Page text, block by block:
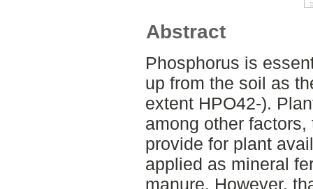
Abstract
Phosphorus is
up from the soil as
extent HPO42-).
among other
provide for plant
applied as mineral
manure. However,